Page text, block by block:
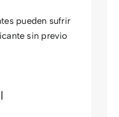
pueden sufrir
sin previo